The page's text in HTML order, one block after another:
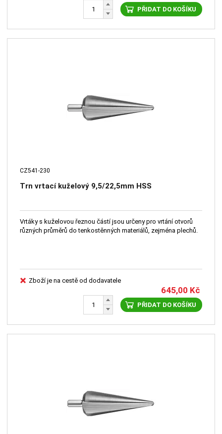
PŘIDAT DO KOŠÍKU
CZ541-230
Trn vrtací kuželový 9,5/22,5mm HSS
Vrtáky s kuželovou řeznou částí jsou určeny pro vrtání otvorů
různých průměrů do tenkostěnných materiálů, zejména plechů.
Zboží je na cestě od dodavatele
645,00 Kč
PŘIDAT DO KOŠÍKU